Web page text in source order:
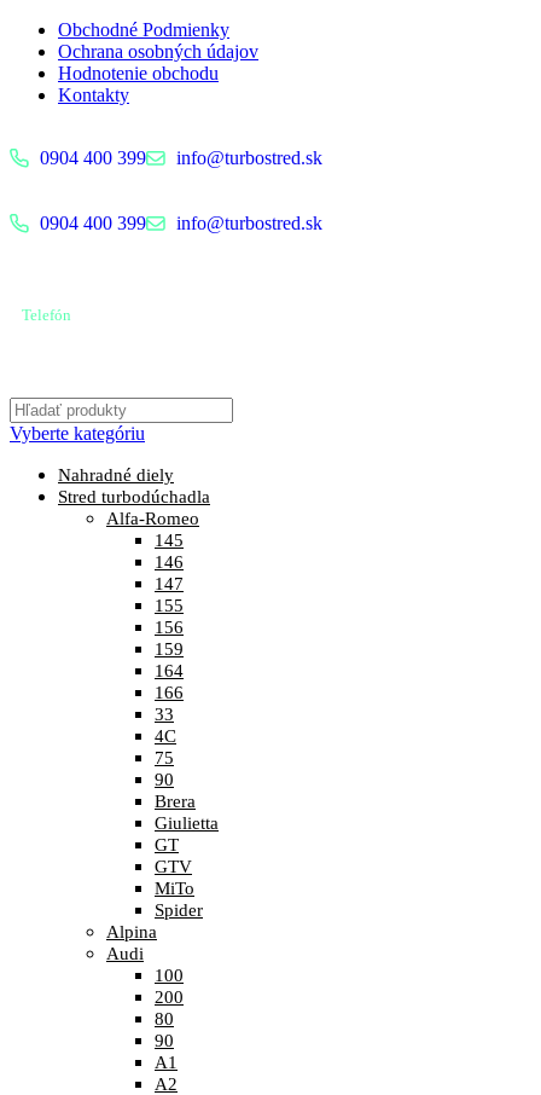
Obchodné Podmienky
Ochrana osobných údajov
Hodnotenie obchodu
Kontakty
0904 400 399 info@turbostred.sk
0904 400 399 info@turbostred.sk
Telefón
Vyberte kategóriu
Nahradné diely
Stred turbodúchadla
Alfa-Romeo
145
146
147
155
156
159
164
166
33
4C
75
90
Brera
Giulietta
GT
GTV
MiTo
Spider
Alpina
Audi
100
200
80
90
A1
A2